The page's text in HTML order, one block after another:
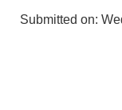
Submitted on: